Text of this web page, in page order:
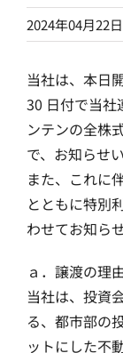
2024年04月22日
当社は、本日
30 日付で当社
ンテンの全株
で、お知らせ
また、これに
とともに特別
わせてお知ら
ａ．譲渡の理
当社は、投資
る、都市部の
ットにした不